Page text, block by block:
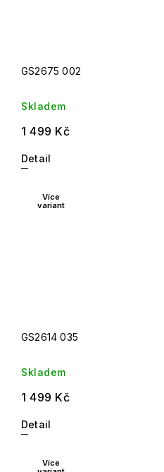
GS2675 002
Skladem
1 499 Kč
Detail
Více
variant
GS2614 035
Skladem
1 499 Kč
Detail
Více